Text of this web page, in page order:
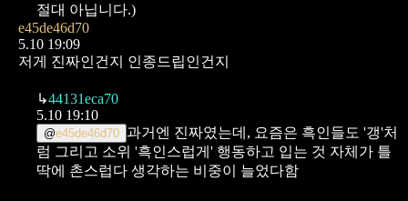
절대 아닙니다.)
e45de46d70
5.10 19:09
저게 진짜인건지 인종드립인건지
↳44131eca70
5.10 19:10
@e45de46d70 과거엔 진짜였는데, 요즘은 흑인들도 '갱'처
럼 그리고 소위 '흑인스럽게' 행동하고 입는 것 자체가 틀
딱에 촌스럽다 생각하는 비중이 늘었다함